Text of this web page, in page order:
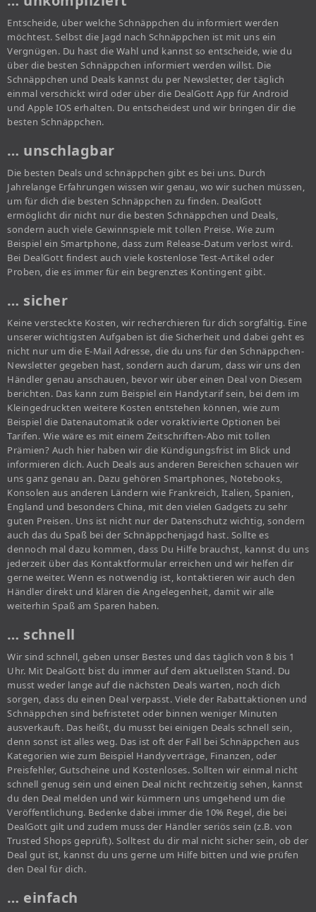
Entscheide, über welche Schnäppchen du informiert werden
möchtest. Selbst die Jagd nach Schnäppchen ist mit uns ein
Vergnügen. Du hast die Wahl und kannst so entscheide, wie du
über die besten Schnäppchen informiert werden willst. Die
Schnäppchen und Deals kannst du per Newsletter, der täglich
einmal verschickt wird oder über die DealGott App für Android
und Apple IOS erhalten. Du entscheidest und wir bringen dir die
besten Schnäppchen.
… unschlagbar
Die besten Deals und schnäppchen gibt es bei uns. Durch
Jahrelange Erfahrungen wissen wir genau, wo wir suchen müssen,
um für dich die besten Schnäppchen zu finden. DealGott
ermöglicht dir nicht nur die besten Schnäppchen und Deals,
sondern auch viele Gewinnspiele mit tollen Preise. Wie zum
Beispiel ein Smartphone, dass zum Release-Datum verlost wird.
Bei DealGott findest auch viele kostenlose Test-Artikel oder
Proben, die es immer für ein begrenztes Kontingent gibt.
… sicher
Keine versteckte Kosten, wir recherchieren für dich sorgfältig. Eine
unserer wichtigsten Aufgaben ist die Sicherheit und dabei geht es
nicht nur um die E-Mail Adresse, die du uns für den Schnäppchen-
Newsletter gegeben hast, sondern auch darum, dass wir uns den
Händler genau anschauen, bevor wir über einen Deal von Diesem
berichten. Das kann zum Beispiel ein Handytarif sein, bei dem im
Kleingedruckten weitere Kosten entstehen können, wie zum
Beispiel die Datenautomatik oder voraktivierte Optionen bei
Tarifen. Wie wäre es mit einem Zeitschriften-Abo mit tollen
Prämien? Auch hier haben wir die Kündigungsfrist im Blick und
informieren dich. Auch Deals aus anderen Bereichen schauen wir
uns ganz genau an. Dazu gehören Smartphones, Notebooks,
Konsolen aus anderen Ländern wie Frankreich, Italien, Spanien,
England und besonders China, mit den vielen Gadgets zu sehr
guten Preisen. Uns ist nicht nur der Datenschutz wichtig, sondern
auch das du Spaß bei der Schnäppchenjagd hast. Sollte es
dennoch mal dazu kommen, dass Du Hilfe brauchst, kannst du uns
jederzeit über das Kontaktformular erreichen und wir helfen dir
gerne weiter. Wenn es notwendig ist, kontaktieren wir auch den
Händler direkt und klären die Angelegenheit, damit wir alle
weiterhin Spaß am Sparen haben.
… schnell
Wir sind schnell, geben unser Bestes und das täglich von 8 bis 1
Uhr. Mit DealGott bist du immer auf dem aktuellsten Stand. Du
musst weder lange auf die nächsten Deals warten, noch dich
sorgen, dass du einen Deal verpasst. Viele der Rabattaktionen und
Schnäppchen sind befristetet oder binnen weniger Minuten
ausverkauft. Das heißt, du musst bei einigen Deals schnell sein,
denn sonst ist alles weg. Das ist oft der Fall bei Schnäppchen aus
Kategorien wie zum Beispiel Handyverträge, Finanzen, oder
Preisfehler, Gutscheine und Kostenloses. Sollten wir einmal nicht
schnell genug sein und einen Deal nicht rechtzeitig sehen, kannst
du den Deal melden und wir kümmern uns umgehend um die
Veröffentlichung. Bedenke dabei immer die 10% Regel, die bei
DealGott gilt und zudem muss der Händler seriös sein (z.B. von
Trusted Shops geprüft). Solltest du dir mal nicht sicher sein, ob der
Deal gut ist, kannst du uns gerne um Hilfe bitten und wie prüfen
den Deal für dich.
… einfach